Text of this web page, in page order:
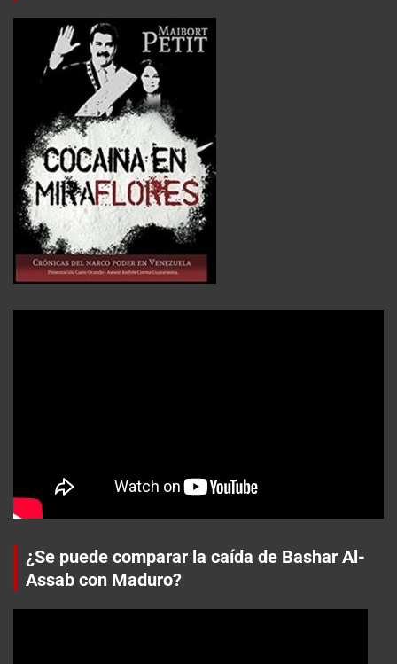
¿Se puede comparar la caída de Bashar Al-
Assab con Maduro?